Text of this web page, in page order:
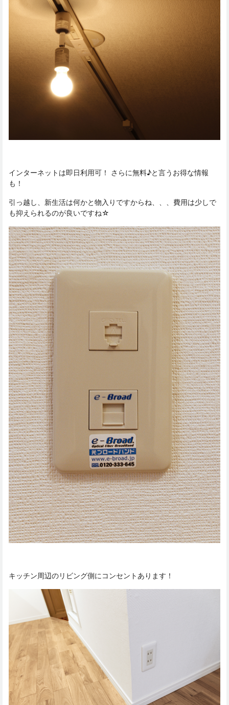
インターネットは即日利用可！ さらに無料♪と言うお得な情報
も！
引っ越し、新生活は何かと物入りですからね、、、費用は少しで
も抑えられるのが良いですね☆
キッチン周辺のリビング側にコンセントあります！